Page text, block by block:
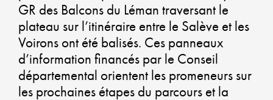
ET
GR des Balcons du Léman traversant le
plateau sur l’itinéraire entre le Salève et les
Voirons ont été balisés. Ces panneaux
d’information financés par le Conseil
départemental orientent les promeneurs sur
les prochaines étapes du parcours et la